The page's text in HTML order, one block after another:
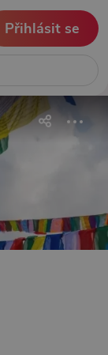
Přihlásit se